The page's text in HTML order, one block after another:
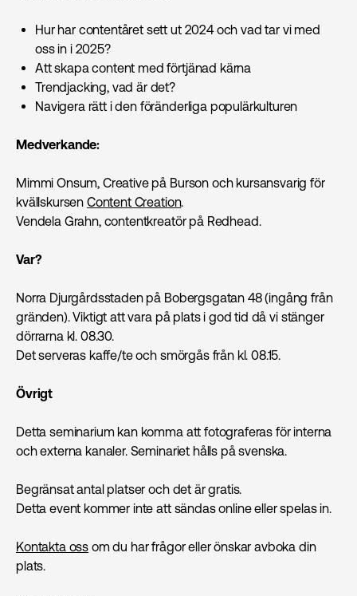
Hur har contentåret sett ut 2024 och vad tar vi med
oss in i 2025?
Att skapa content med förtjänad kärna
Trendjacking, vad är det?
Navigera rätt i den föränderliga populärkulturen
Medverkande:
Mimmi Onsum, Creative på Burson och kursansvarig för
kvällskursen Content Creation.
Vendela Grahn, contentkreatör på Redhead.
Var?
Norra Djurgårdsstaden på Bobergsgatan 48 (ingång från
gränden). Viktigt att vara på plats i god tid då vi stänger
dörrarna kl. 08.30.
Det serveras kaffe/te och smörgås från kl. 08.15.
Övrigt
Detta seminarium kan komma att fotograferas för interna
och externa kanaler. Seminariet hålls på svenska.
Begränsat antal platser och det är gratis.
Detta event kommer inte att sändas online eller spelas in.
Kontakta oss om du har frågor eller önskar avboka din
plats.